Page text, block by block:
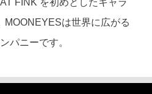
FINK を初めとしたキャラ
MOONEYESは世界に広がる
パニーです。